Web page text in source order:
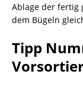
Ablage der fertig
dem Bügeln
Tipp